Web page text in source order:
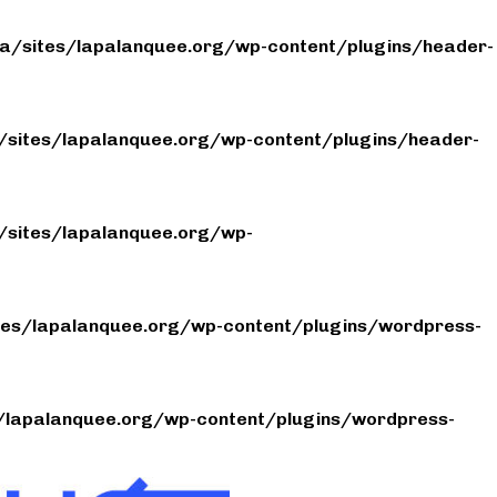
sites/lapalanquee.org/wp-content/plugins/header-
lapalanquee.org/wp-content/plugins/header-
lapalanquee.org/wp-
lapalanquee.org/wp-content/plugins/wordpress-
wp-content/plugins/wordpress-